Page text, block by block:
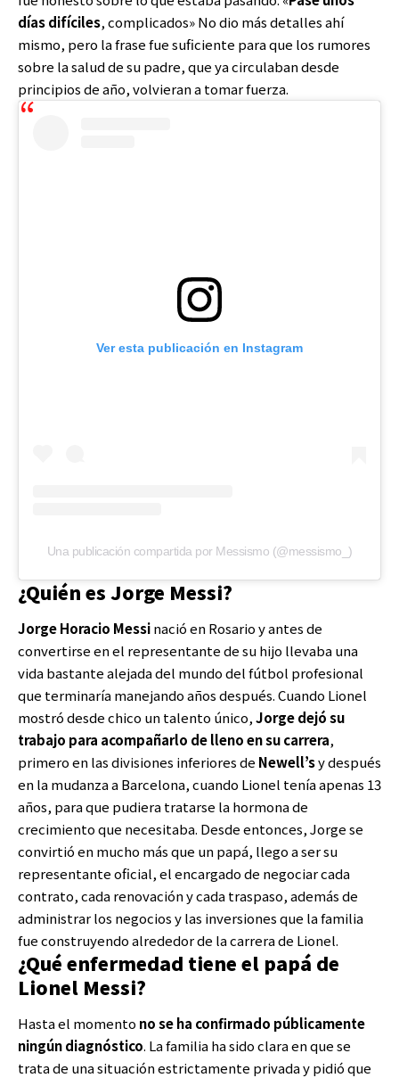
días difíciles, complicados» No dio más detalles ahí
mismo, pero la frase fue suficiente para que los rumores
sobre la salud de su padre, que ya circulaban desde
principios de año, volvieran a tomar fuerza.
Ver esta publicación en Instagram
Una publicación compartida por Messismo (@messismo_)
¿Quién es Jorge Messi?
Jorge Horacio Messinació en Rosario y antes de
convertirse en el representante de su hijo llevaba una
vida bastante alejada del mundo del fútbol profesional
que terminaría manejando años después. Cuando Lionel
mostró desde chico un talento único,Jorge dejó su
trabajo para acompañarlo de lleno en su carrera,
primero en las divisiones inferiores de Newell’sy después
en la mudanza a Barcelona, cuando Lionel tenía apenas 13
años, para que pudiera tratarse la hormona de
crecimiento que necesitaba. Desde entonces, Jorge se
convirtió en mucho más que un papá, llego a ser su
representante oficial, el encargado de negociar cada
contrato, cada renovación y cada traspaso, además de
administrar los negocios y las inversiones que la familia
fue construyendo alrededor de la carrera de Lionel.
¿Qué enfermedad tiene el papá de
Lionel Messi?
Hasta el momento no se ha confirmado públicamente
ningún diagnóstico. La familia ha sido clara en que se
trata de una situación estrictamente privada y pidió que